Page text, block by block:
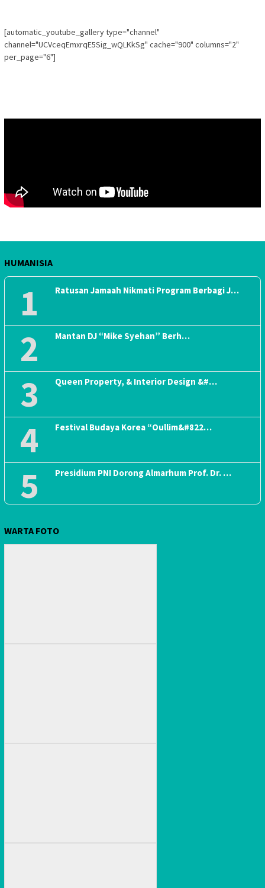
[automatic_youtube_gallery type="channel"
channel="UCVceqEmxrqE5Sig_wQLKkSg" cache="900" columns="2"
per_page="6"]
HUMANISIA
1 Ratusan Jamaah Nikmati Program Berbagi J…
2 Mantan DJ “Mike Syehan” Berh…
3 Queen Property, & Interior Design &#…
4 Festival Budaya Korea “Oullim&#822…
5 Presidium PNI Dorong Almarhum Prof. Dr. …
WARTA FOTO